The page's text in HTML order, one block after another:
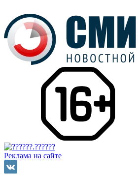
Реклама на сайте